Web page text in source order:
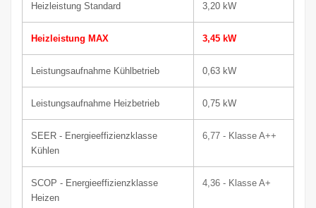
Heizleistung Standard 3,20 kW
Heizleistung MAX 3,45 kW
Leistungsaufnahme Kühlbetrieb 0,63 kW
Leistungsaufnahme Heizbetrieb 0,75 kW
SEER - Energieeffizienzklasse
Kühlen
6,77 - Klasse A++
SCOP - Energieeffizienzklasse
Heizen
4,36 - Klasse A+